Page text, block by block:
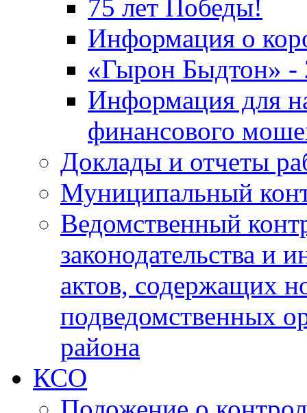
75 лет Победы!
Информация о
«Гырон Быдтон» -
Информация для
финансового
Доклады и отчеты
Муниципальный
Ведомственный
законодательства и
актов, содержащих
подведомственных
района
КСО